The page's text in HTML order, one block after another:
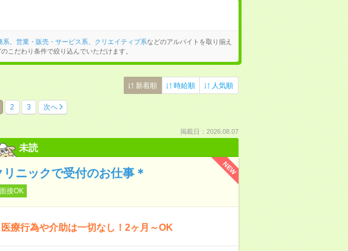
系 営業・販売・サービス系 クリエイティブ系などのアルバイトを取り揃え
こだわり条件で絞り込んでいただけます。
新着順 時給順 人気順
2 3 次へ
掲載日：2026.08.07
未読
NEW
ニックで受付のお仕事＊
接OK
療行為や介助は一切なし！2ヶ月～OK